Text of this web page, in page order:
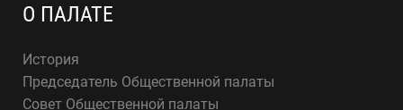
О ПАЛАТЕ
История
Председатель Общественной палаты
Совет Общественной палаты